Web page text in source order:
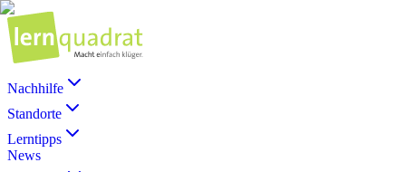
Nachhilfe
Standorte
Lerntipps
News